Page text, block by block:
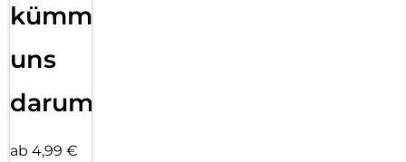
kümmern
uns
darum!
ab 4,99 €